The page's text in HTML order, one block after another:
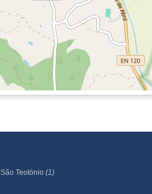
São Teotónio (1)